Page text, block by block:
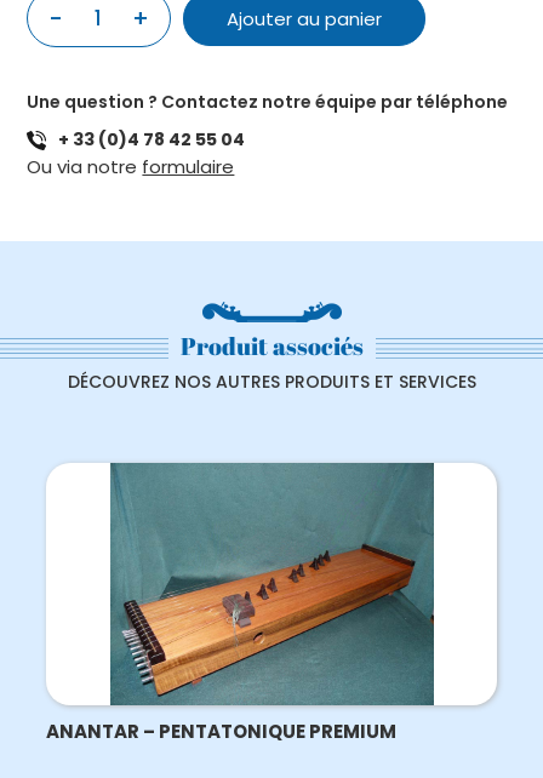
-
quantité
DE
CORDES
ANANTAR
1 + Ajouter au panier
Une question ? Contactez notre équipe par téléphone
+ 33 (0)4 78 42 55 04
Ou via notre formulaire
Produit associés
DÉCOUVREZ NOS AUTRES PRODUITS ET SERVICES
ANANTAR – PENTATONIQUE PREMIUM